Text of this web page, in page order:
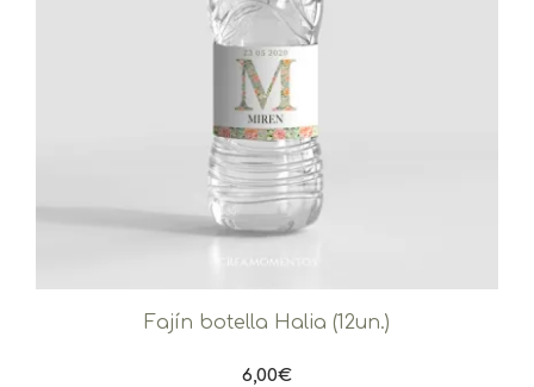
Fajín botella Halia (12un.)
6,00€